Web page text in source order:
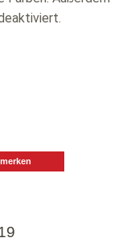
merken